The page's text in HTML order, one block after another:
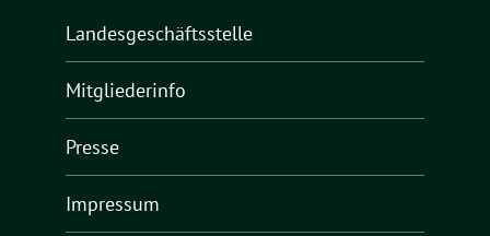
Landesgeschäftsstelle
Mitgliederinfo
Presse
Impressum